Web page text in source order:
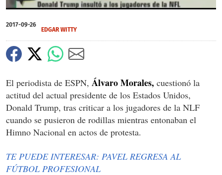
seconds
of
seconds
2017-09-26
EDGAR WITTY
El periodista de ESPN, Álvaro Morales, cuestionó la
actitud del actual presidente de los Estados Unidos,
Donald Trump, tras criticar a los jugadores de la NLF
cuando se pusieron de rodillas mientras entonaban el
Himno Nacional en actos de protesta.
TE PUEDE INTERESAR: PAVEL REGRESA AL
FÚTBOL PROFESIONAL